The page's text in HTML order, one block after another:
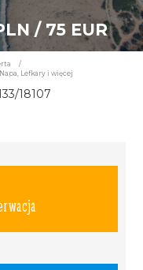
/ 75 EUR
/
Lefkary i więcej
18107